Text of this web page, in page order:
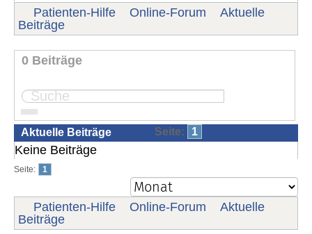
Patienten-Hilfe Online-Forum
Aktuelle
Beiträge
0 Beiträge
Seite: 1
Aktuelle Beiträge
Keine Beiträge
Seite: 1
Patienten-Hilfe Online-Forum
Aktuelle
Beiträge